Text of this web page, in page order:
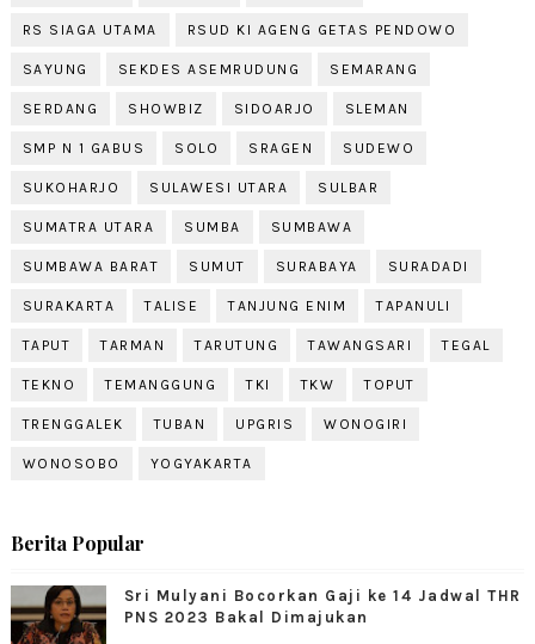
RS SIAGA UTAMA RSUD KI AGENG GETAS PENDOWO
SAYUNG SEKDES ASEMRUDUNG SEMARANG
SERDANG SHOWBIZ SIDOARJO SLEMAN
SMP N 1 GABUS SOLO SRAGEN SUDEWO
SUKOHARJO SULAWESI UTARA SULBAR
SUMATRA UTARA SUMBA SUMBAWA
SUMBAWA BARAT SUMUT SURABAYA SURADADI
SURAKARTA TALISE TANJUNG ENIM TAPANULI
TAPUT TARMAN TARUTUNG TAWANGSARI TEGAL
TEKNO TEMANGGUNG TKI TKW TOPUT
TRENGGALEK TUBAN UPGRIS WONOGIRI
WONOSOBO YOGYAKARTA
Berita Popular
Sri Mulyani Bocorkan Gaji ke 14 Jadwal THR
PNS 2023 Bakal Dimajukan